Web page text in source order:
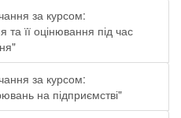
за курсом:
та її оцінювання під час
за курсом:
на підприємстві"